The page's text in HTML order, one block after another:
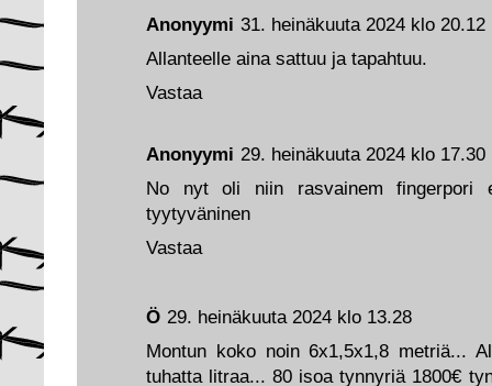
Ö 29. heinäkuuta 2024 klo 13.28
Montun koko noin 6x1,5x1,8 metriä...
tuhatta litraa... 80 isoa tynnyriä 1800€
Anonyymi 29. heinäkuuta 2024 klo 17.30
No nyt oli niin rasvainem fingerpori
tyytyväninen
Vastaa
Anonyymi 31. heinäkuuta 2024 klo 20.12
Allanteelle aina sattuu ja tapahtuu.
Vastaa